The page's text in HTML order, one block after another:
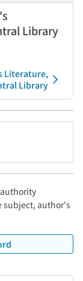
Library
Literature,
Library
subject, author's